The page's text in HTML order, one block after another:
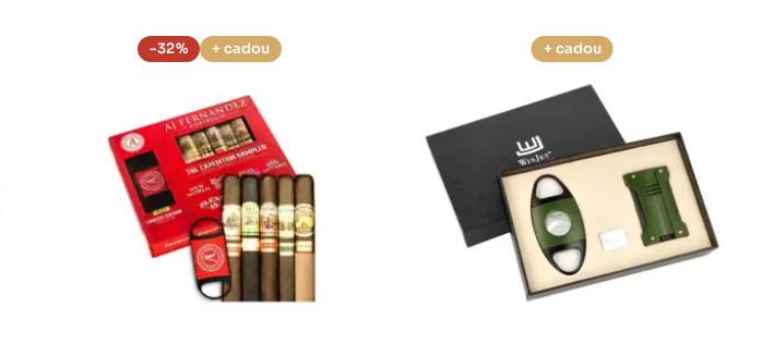
-32% + cadou + cadou